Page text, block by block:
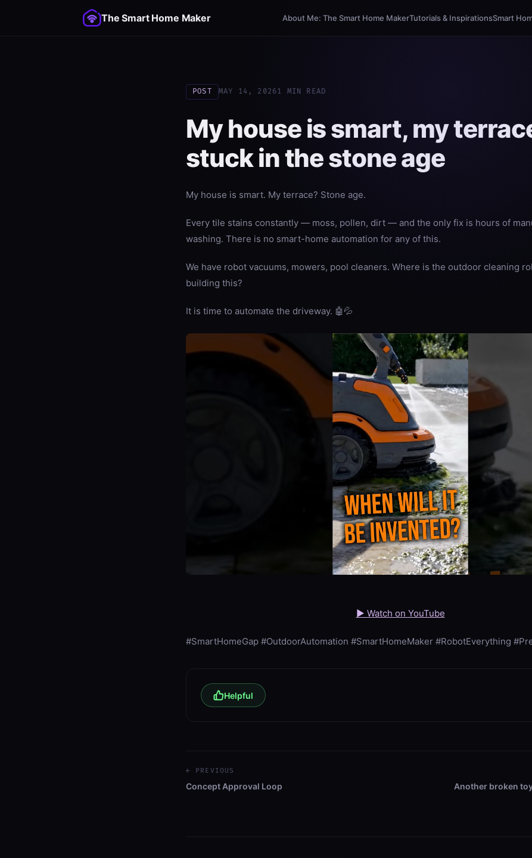
The Smart Home Maker About Me: The Smart Home MakerTutorials & InspirationsSmart
POST MAY 14, 20261 MIN READ
My house is smart, my
stuck in the stone age
My house is smart. My terrace? Stone age.
Every tile stains constantly — moss, pollen, dirt — and the only fix is hours of
washing. There is no smart-home automation for any of this.
We have robot vacuums, mowers, pool cleaners. Where is the outdoor cleaning
building this?
It is time to automate the driveway. 🤖💦
▶ Watch on YouTube
#SmartHomeGap #OutdoorAutomation #SmartHomeMaker #RobotEverything
Helpful
← PREVIOUS
Concept Approval Loop Another broken